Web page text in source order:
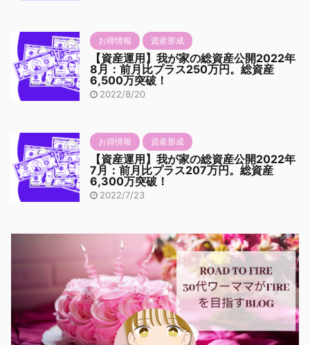
お得情報 資産形成
【資産運用】我が家の総資産公開2022年
8月：前月比プラス250万円。総資産
6,500万突破！
2022/8/20
お得情報 資産形成
【資産運用】我が家の総資産公開2022年
7月：前月比プラス207万円。総資産
6,300万突破！
2022/7/23